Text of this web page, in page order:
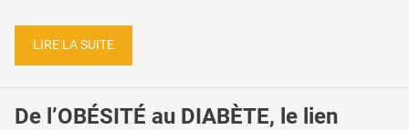
LIRE LA SUITE
De l’OBÉSITÉ au DIABÈTE, le lien